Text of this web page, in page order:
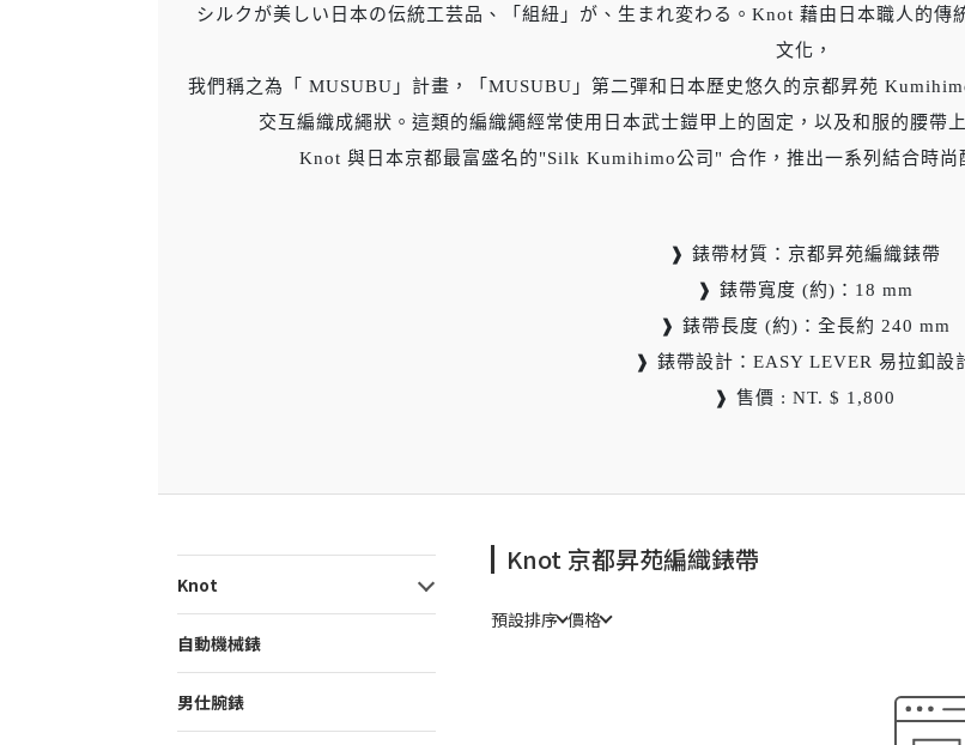
シルクが美しい日本の伝統工芸品、「組紐」が、生まれ変わる。Knot 藉由日本職人的傳
文化，
我們稱之為「 MUSUBU」計畫，「MUSUBU」第二彈和日本歷史悠久的京都昇苑
交互編織成繩狀。這類的編織繩經常使用日本武士鎧甲上的固定，以及和服的腰帶
Knot 與日本京都最富盛名的"Silk Kumihimo公司" 合作，推出一系列結合時尚
❱ 錶帶材質：京都昇苑編織錶帶
❱ 錶帶寬度 (約)：18 mm
❱ 錶帶長度 (約)：全長約 240 mm
❱ 錶帶設計：EASY LEVER 易拉釦設
❱ 售價 : NT. $ 1,800
Knot
自動機械錶
男仕腕錶
Knot 京都昇苑編織錶帶
預設排序 價格